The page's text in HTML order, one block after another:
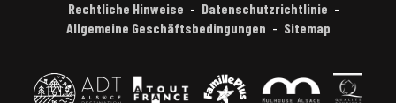
Rechtliche Hinweise
Datenschutzrichtlinie
Allgemeine Geschäftsbedingungen
Sitemap